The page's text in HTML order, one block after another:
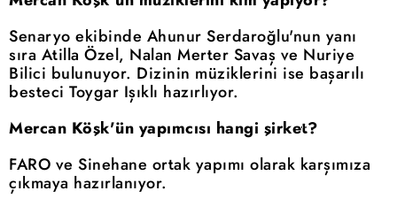
Senaryo ekibinde Ahunur Serdaroğlu'nun yanı
sıra Atilla Özel, Nalan Merter Savaş ve Nuriye
Bilici bulunuyor. Dizinin müziklerini ise başarılı
besteci Toygar Işıklı hazırlıyor.
Mercan Köşk'ün yapımcısı hangi şirket?
FARO ve Sinehane ortak yapımı olarak karşımıza
çıkmaya hazırlanıyor.